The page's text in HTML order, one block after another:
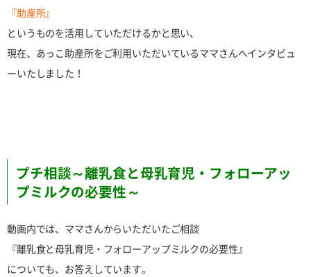
『助産所』
というものを活用していただけるかと思い、
現在、あっこ助産所をご利用いただいているママさんへインタビュ
ーいたしました！
プチ相談～離乳食と母乳育児・フォローアッ
プミルクの必要性～
動画内では、ママさんからいただいたご相談
『離乳食と母乳育児・フォローアップミルクの必要性』
についても、お答えしています。